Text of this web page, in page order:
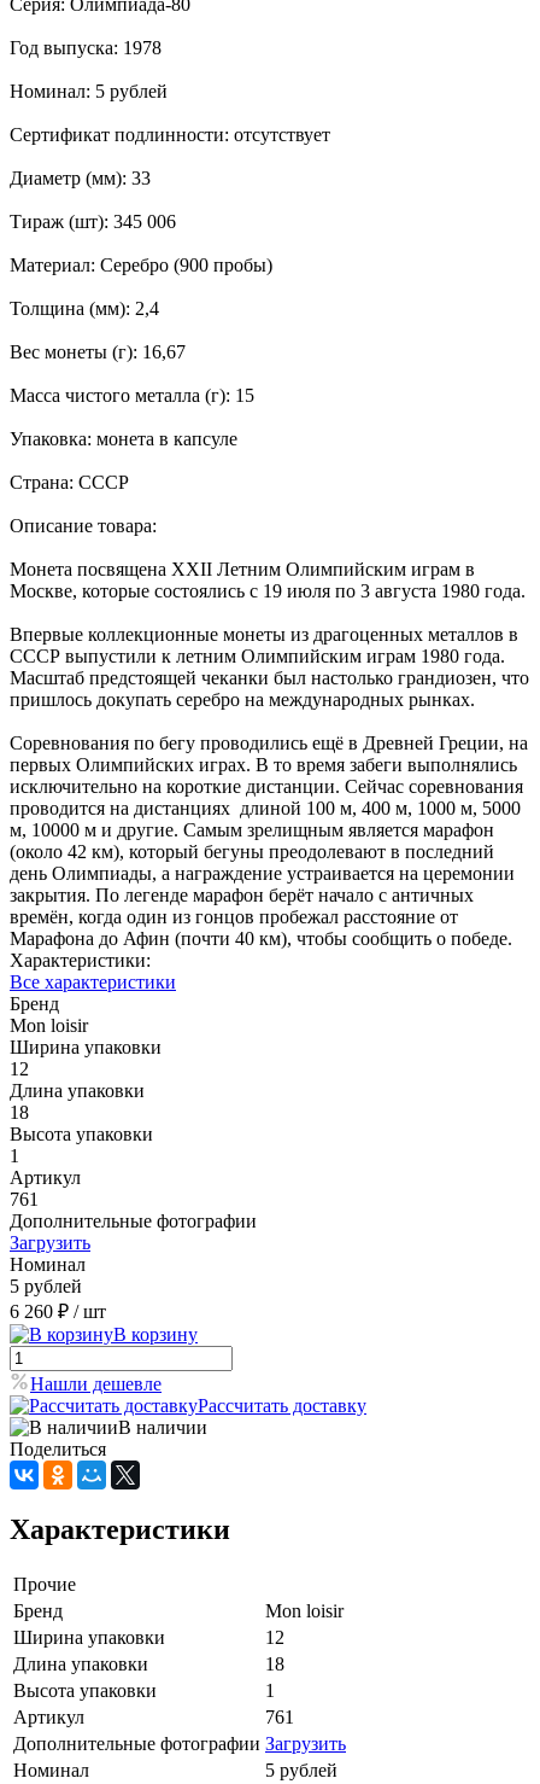
Год выпуска: 1978
Номинал: 5 рублей
Сертификат подлинности: отсутствует
Диаметр (мм): 33
Тираж (шт): 345 006
Материал: Серебро (900 пробы)
Толщина (мм): 2,4
Вес монеты (г): 16,67
Масса чистого металла (г): 15
Упаковка: монета в капсуле
Страна: СССР
Описание товара:
Монета посвящена XXII Летним Олимпийским играм в
Москве, которые состоялись с 19 июля по 3 августа 1980 года.
Впервые коллекционные монеты из драгоценных металлов в
СССР выпустили к летним Олимпийским играм 1980 года.
Масштаб предстоящей чеканки был настолько грандиозен, что
пришлось докупать серебро на международных рынках.
Соревнования по бегу проводились ещё в Древней Греции, на
первых Олимпийских играх. В то время забеги выполнялись
исключительно на короткие дистанции. Сейчас соревнования
проводится на дистанциях длиной 100 м, 400 м, 1000 м, 5000
м, 10000 м и другие. Самым зрелищным является марафон
(около 42 км), который бегуны преодолевают в последний
день Олимпиады, а награждение устраивается на церемонии
закрытия. По легенде марафон берёт начало с античных
времён, когда один из гонцов пробежал расстояние от
Марафона до Афин (почти 40 км), чтобы сообщить о победе.
Характеристики:
Все характеристики
Бренд
Mon loisir
Ширина упаковки
12
Длина упаковки
18
Высота упаковки
1
Артикул
761
Дополнительные фотографии
Загрузить
Номинал
5 рублей
6 260 ₽ / шт
В корзину
Нашли дешевле
Рассчитать доставку
В наличии
Поделиться
Характеристики
Прочие
Бренд
Mon loisir
Ширина упаковки
12
Длина упаковки
18
Высота упаковки
1
Артикул
761
Дополнительные фотографии Загрузить
Номинал
5 рублей